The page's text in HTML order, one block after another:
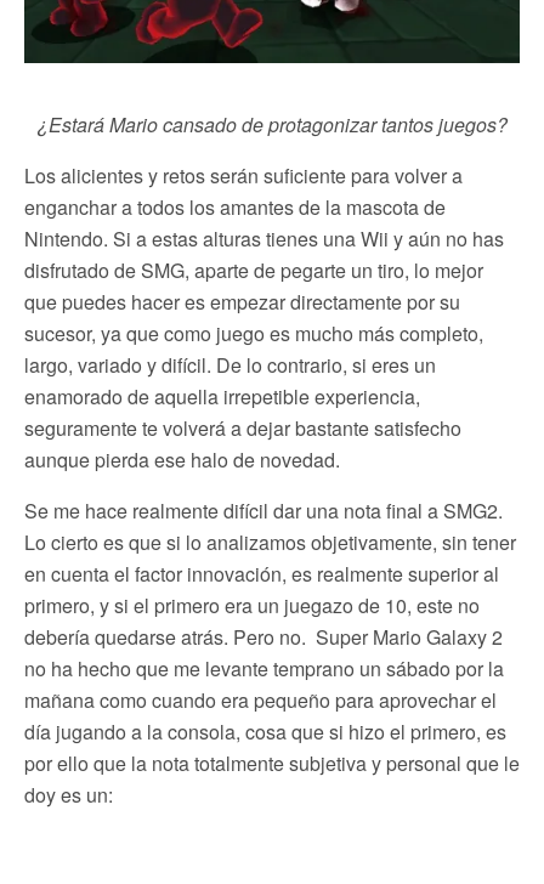
¿Estará Mario cansado de protagonizar tantos juegos?
Los alicientes y retos serán suficiente para volver a
enganchar a todos los amantes de la mascota de
Nintendo. Si a estas alturas tienes una Wii y aún no has
disfrutado de SMG, aparte de pegarte un tiro, lo mejor
que puedes hacer es empezar directamente por su
sucesor, ya que como juego es mucho más completo,
largo, variado y difícil. De lo contrario, si eres un
enamorado de aquella irrepetible experiencia,
seguramente te volverá a dejar bastante satisfecho
aunque pierda ese halo de novedad.
Se me hace realmente difícil dar una nota final a SMG2.
Lo cierto es que si lo analizamos objetivamente, sin tener
en cuenta el factor innovación, es realmente superior al
primero, y si el primero era un juegazo de 10, este no
debería quedarse atrás. Pero no. Super Mario Galaxy 2
no ha hecho que me levante temprano un sábado por la
mañana como cuando era pequeño para aprovechar el
día jugando a la consola, cosa que si hizo el primero, es
por ello que la nota totalmente subjetiva y personal que le
doy es un: